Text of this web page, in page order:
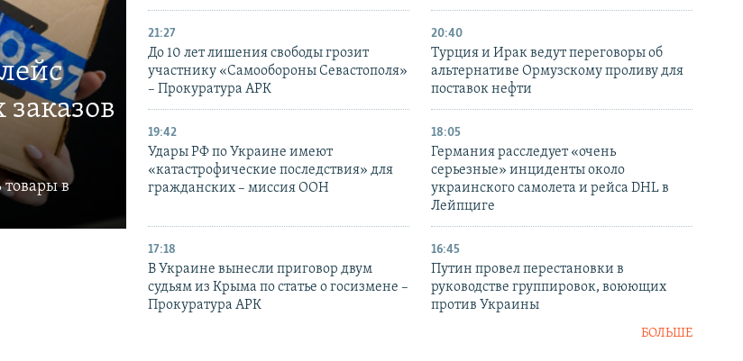
товары в
21:27
До 10 лет лишения свободы грозит
участнику «Самообороны Севастополя»
– Прокуратура АРК
20:40
Турция и Ирак ведут переговоры об
альтернативе Ормузскому проливу для
поставок нефти
19:42
Удары РФ по Украине имеют
«катастрофические последствия» для
гражданских – миссия ООН
18:05
Германия расследует «очень
серьезные» инциденты около
украинского самолета и рейса DHL в
Лейпциге
17:18
В Украине вынесли приговор двум
судьям из Крыма по статье о госизмене –
Прокуратура АРК
16:45
Путин провел перестановки в
руководстве группировок, воюющих
против Украины
БОЛЬШЕ